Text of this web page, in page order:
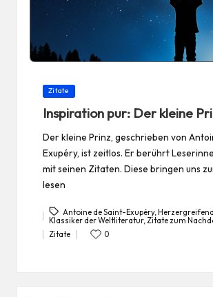
Posted
Zitate
Inspiration pur: Der kleine
Der kleine Prinz, geschrieben von
Exupéry, ist zeitlos. Er berührt
mit seinen Zitaten. Diese bringen uns
lesen
Tags:
Antoine de Saint-Exupéry,
Klassiker der Weltliteratur,Zitate zum
Posted
Zitate 0